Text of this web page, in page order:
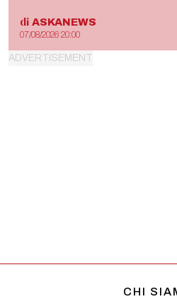
di ASKANEWS
07/08/2026 20:00
CHI